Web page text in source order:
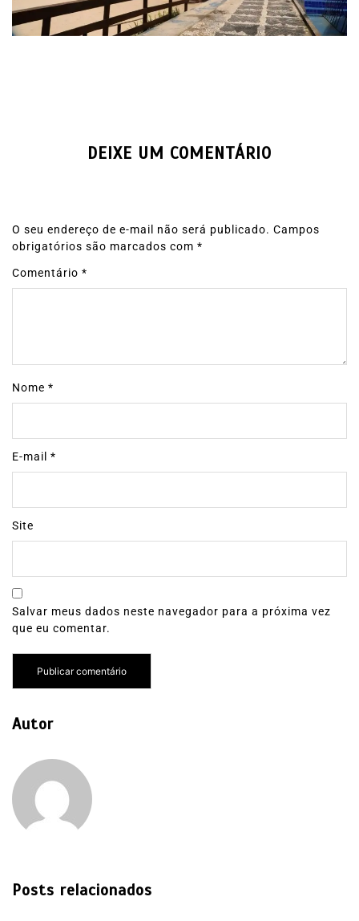
DEIXE UM COMENTÁRIO
O seu endereço de e-mail não será publicado. Campos
obrigatórios são marcados com *
Comentário *
Nome *
E-mail *
Site
Salvar meus dados neste navegador para a próxima vez
que eu comentar.
Autor
Posts relacionados